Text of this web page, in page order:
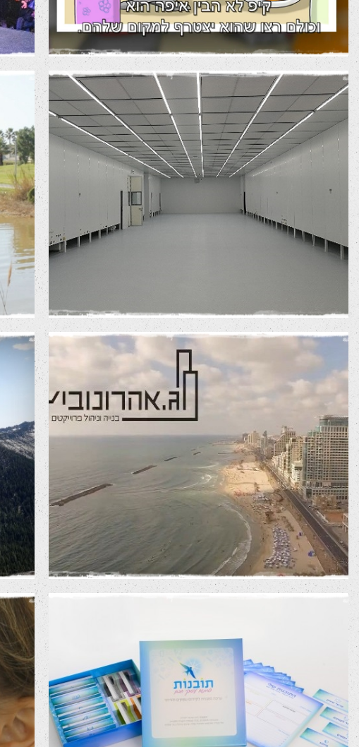
סרטון שיווקי אלקטרה & קלא
סרטי שיווק לרשתות חברתיות סרטי תדמית
פרויקט עיצוב דירה
סרטי שיווק לרשתות חברתיות סרטי תדמית
תובנות – פיתוח עסקי חכם
סרטוני עדויות
סרטי מוצר והדרכה סרטי תדמית